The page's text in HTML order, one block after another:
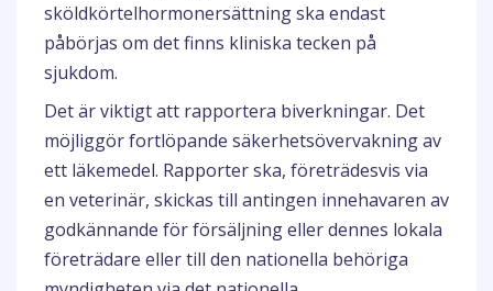
sköldkörtelhormonersättning ska endast
påbörjas om det finns kliniska tecken på
sjukdom.
Det är viktigt att rapportera biverkningar. Det
möjliggör fortlöpande säkerhetsövervakning av
ett läkemedel. Rapporter ska, företrädesvis via
en veterinär, skickas till antingen innehavaren av
godkännande för försäljning eller dennes lokala
företrädare eller till den nationella behöriga